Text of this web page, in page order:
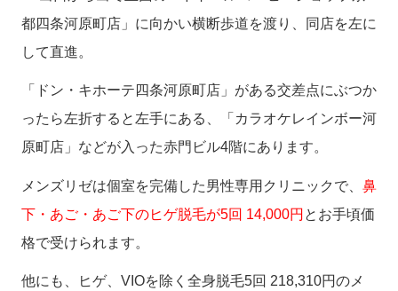
都四条河原町店」に向かい横断歩道を渡り、同店を左に
して直進。
「ドン・キホーテ四条河原町店」がある交差点にぶつか
ったら左折すると左手にある、「カラオケレインボー河
原町店」などが入った赤門ビル4階にあります。
メンズリゼは個室を完備した男性専用クリニックで、 鼻
下・あご・あご下のヒゲ脱毛が5回 14,000円 とお手頃価
格で受けられます。
他にも、ヒゲ、VIOを除く全身脱毛5回 218,310円のメ